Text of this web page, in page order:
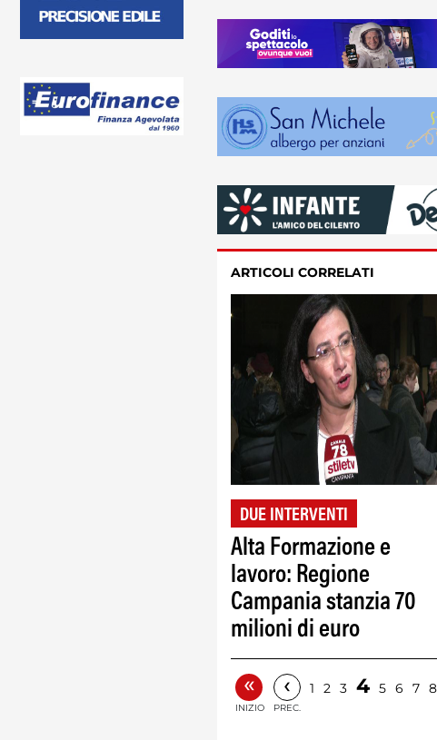
ARTICOLI CORRELATI
DUE INTERVENTI
Alta Formazione e
lavoro: Regione
Campania stanzia 70
milioni di euro
«
INIZIO
‹
PREC.
1 2 3 4 5 6 7 8